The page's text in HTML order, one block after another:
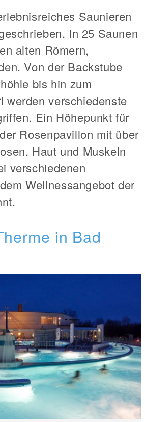
Saunieren
In 25 Saunen
alten Römern,
Von der Backstube
bis hin zum
werden verschiedenste
Ein Höhepunkt für
Rosenpavillon mit über
Haut und Muskeln
verschiedenen
Wellnessangebot der
in Bad